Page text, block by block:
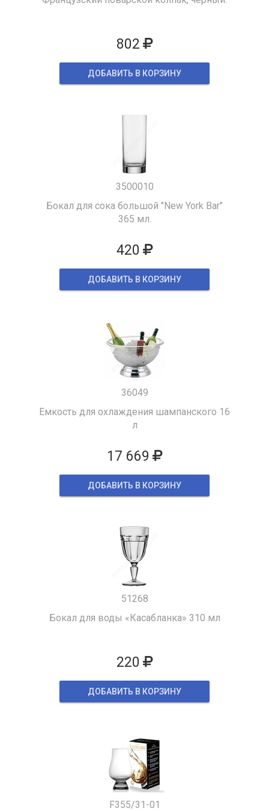
802
ДОБАВИТЬ В КОРЗИНУ
3500010
Бокал для сока большой "New York Bar"
365 мл.
420
ДОБАВИТЬ В КОРЗИНУ
36049
Емкость для охлаждения шампанского 16
л
17 669
ДОБАВИТЬ В КОРЗИНУ
51268
Бокал для воды «Касабланка» 310 мл
220
ДОБАВИТЬ В КОРЗИНУ
F355/31-01